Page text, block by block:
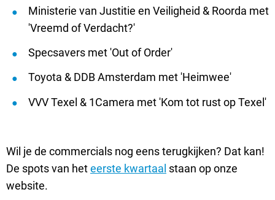
Ministerie van Justitie en Veiligheid & Roorda met
'Vreemd of Verdacht?'
Specsavers met 'Out of Order'
Toyota & DDB Amsterdam met 'Heimwee'
VVV Texel & 1Camera met 'Kom tot rust op Texel'
Wil je de commercials nog eens terugkijken? Dat kan!
De spots van heteerste kwartaal staan op onze
website.